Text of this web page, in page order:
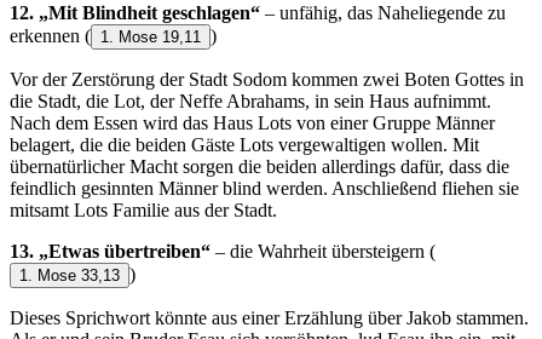
12. „Mit Blindheit geschlagen“ – unfähig, das Naheliegende zu
erkennen ( 1. Mose 19,11 )
Vor der Zerstörung der Stadt Sodom kommen zwei Boten Gottes in
die Stadt, die Lot, der Neffe Abrahams, in sein Haus aufnimmt.
Nach dem Essen wird das Haus Lots von einer Gruppe Männer
belagert, die die beiden Gäste Lots vergewaltigen wollen. Mit
übernatürlicher Macht sorgen die beiden allerdings dafür, dass die
feindlich gesinnten Männer blind werden. Anschließend fliehen sie
mitsamt Lots Familie aus der Stadt.
13. „Etwas übertreiben“ – die Wahrheit übersteigern (
1. Mose 33,13 )
Dieses Sprichwort könnte aus einer Erzählung über Jakob stammen.